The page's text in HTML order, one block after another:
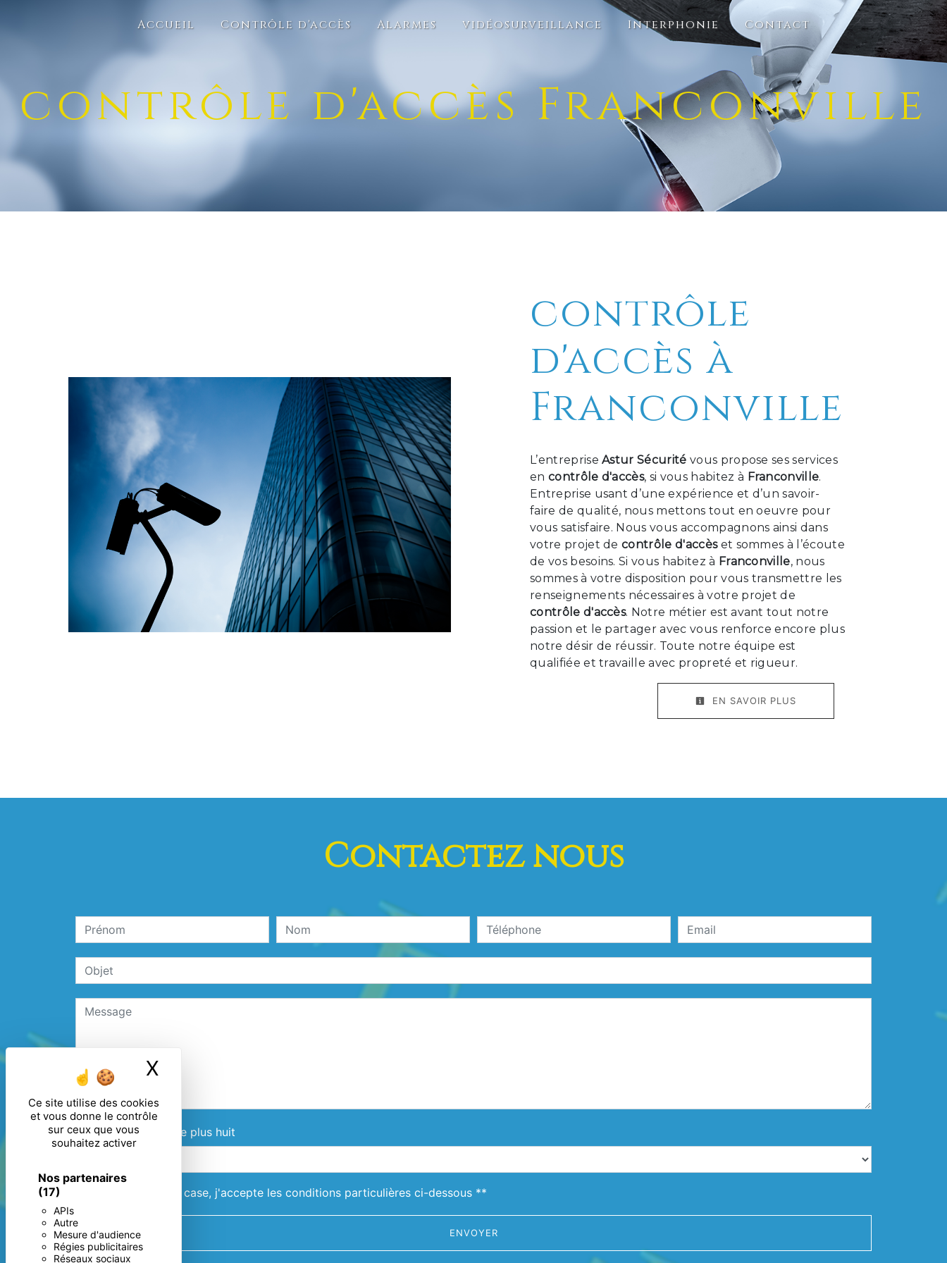
Ce site utilise des cookies
et vous donne le contrôle
sur ceux que vous
souhaitez activer
Nos partenaires
(17)
APIs
Autre
Mesure d'audience
Régies publicitaires
Réseaux sociaux
X
Accueil Contrôle d'accès Alarmes vidéosurveillance Interphonie Contact
contrôle d'accès Franconville
contrôle
d'accès à
Franconville
L’entrepriseAstur Sécurité vous propose ses services
en contrôle d'accès, si vous habitez à Franconville.
Entreprise usant d’une expérience et d’un savoir-
faire de qualité, nous mettons tout en oeuvre pour
vous satisfaire. Nous vous accompagnons ainsi dans
votre projet decontrôle d'accèset sommes à l’écoute
de vos besoins. Si vous habitez à Franconville, nous
sommes à votre disposition pour vous transmettre les
renseignements nécessaires à votre projet de
contrôle d'accès. Notre métier est avant tout notre
passion et le partager avec vous renforce encore plus
notre désir de réussir. Toute notre équipe est
qualifiée et travaille avec propreté et rigueur.
EN SAVOIR PLUS
Contactez nous
Combien font quatre plus huit
En cochant cette case, j'accepte les conditions particulières ci-dessous **
ENVOYER